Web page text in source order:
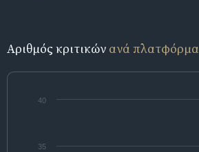
Αριθμός κριτικών ανά πλατφόρμα
35
40